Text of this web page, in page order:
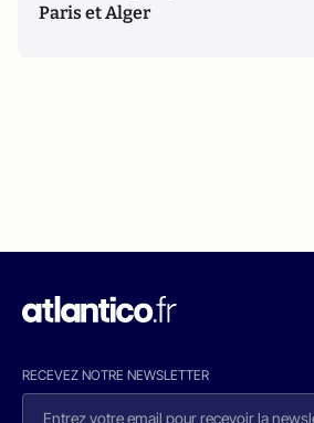
Paris et Alger
RECEVEZ NOTRE NEWSLETTER